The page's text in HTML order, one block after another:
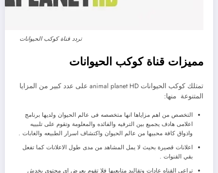
تردد قناة كوكب الحيوانات
مميزات قناة كوكب الحيوانات
تمتلك كوكب الحيوانات
animal planet HD على عدد كبير من المزايا
المتنوعة منها:
التخصص من اهم مزاياها انها متخصصه فى عالم الحيوان ولديها برنامج
اعلامى هادف يجميع بين الترفيه والفائده والمعلومة وتقوم على تلبييه
واذواق كافة محبيها من عالم الحيوان واكتشاف اسرار الطبيعه والغابات .
اعلانات قصيرة بحيث لا يمل المشاهد من مدى طول الاعلانات كما تفعل
بقي القنوات .
تراعى القناه عادات وتقاليد متابعيها فلا تقوم بعرض اى محتوى يخدش